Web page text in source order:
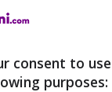
leggere la
consent to use
purposes: